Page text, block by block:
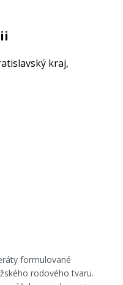
kraj,
formulované
rodového tvaru.